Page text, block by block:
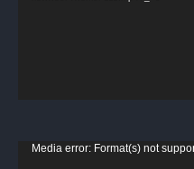
Видеоплеер
Media error: Format(s) not